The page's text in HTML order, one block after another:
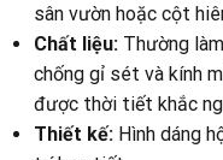
sân vườn hoặc cột
Chất liệu: Thường
chống gỉ sét và kính
được thời tiết khắc
Thiết kế: Hình dáng